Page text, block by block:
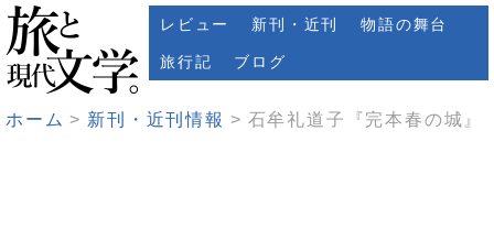
レビュー 新刊・近刊 物語の舞台
旅行記 ブログ
ホーム 新刊・近刊情報 石牟礼道子『完本春の城』